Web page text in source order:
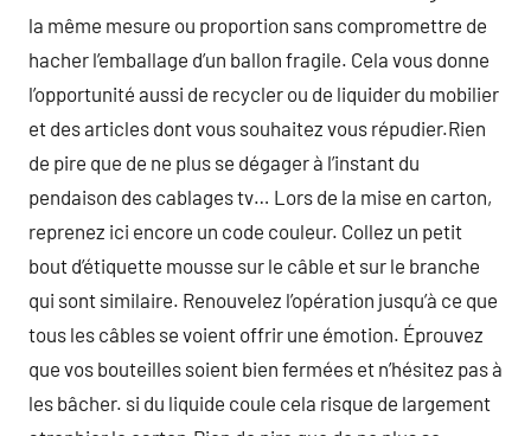
la même mesure ou proportion sans compromettre de
hacher l’emballage d’un ballon fragile. Cela vous donne
l’opportunité aussi de recycler ou de liquider du mobilier
et des articles dont vous souhaitez vous répudier.Rien
de pire que de ne plus se dégager à l’instant du
pendaison des cablages tv… Lors de la mise en carton,
reprenez ici encore un code couleur. Collez un petit
bout d’étiquette mousse sur le câble et sur le branche
qui sont similaire. Renouvelez l’opération jusqu’à ce que
tous les câbles se voient offrir une émotion. Éprouvez
que vos bouteilles soient bien fermées et n’hésitez pas à
les bâcher. si du liquide coule cela risque de largement